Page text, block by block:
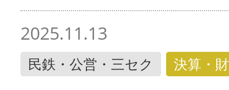
2025.11.13
民鉄・公営・三セク 決算・